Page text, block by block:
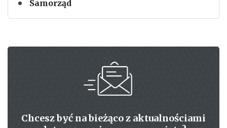
Samorząd
Chcesz być na bieżąco z aktualnościami